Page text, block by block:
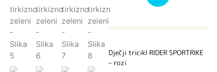
Dječji tricikl RIDER SPORTRIKE
– rozi